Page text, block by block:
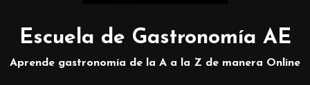
Escuela de Gastronomía AE
Aprende gastronomía de la A a la Z de manera Online